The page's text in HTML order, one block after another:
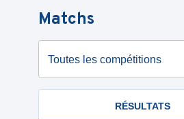
Matchs
Toutes les compétitions
RÉSULTATS